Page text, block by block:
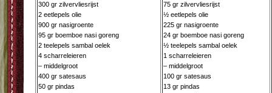
300 gr zilvervliesrijst
2 eetlepels olie
900 gr nasigroente
95 gr boemboe nasi goreng
2 teelepels sambal oelek
4 scharreleieren
– middelgroot
400 gr satesaus
50 gr pindas
75 gr zilvervliesrijst
½ eetlepels olie
225 gr nasigroente
24 gr boemboe nasi goreng
½ teelepels sambal oelek
1 scharreleieren
– middelgroot
100 gr satesaus
13 gr pindas